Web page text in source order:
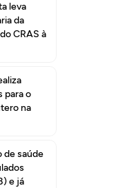
leva
da
CRAS à
para o
na
de saúde
e já